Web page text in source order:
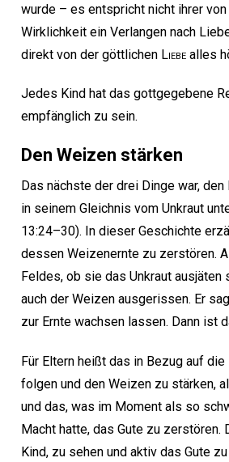
wurde – es entspricht nicht ihrer von
Wirklichkeit ein Verlangen nach
direkt von der göttlichen Liebe alles
Jedes Kind hat das gottgegebene
empfänglich zu sein.
Den Weizen stärken
Das nächste der drei Dinge war,
in seinem Gleichnis vom Unkraut
13:24–30). In dieser Geschichte
dessen Weizenernte zu zerstören.
Feldes, ob sie das Unkraut
auch der Weizen ausgerissen. Er
zur Ernte wachsen lassen. Dann ist
Für Eltern heißt das in Bezug auf
folgen und den Weizen zu stärken,
und das, was im Moment als so
Macht hatte, das Gute zu
Kind, zu sehen und aktiv das Gute